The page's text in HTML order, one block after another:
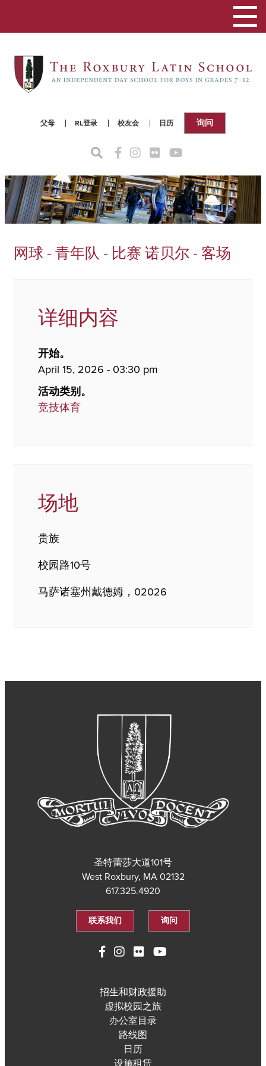
父母 RL登录 校友会 日历 询问
切
换
导
网球 - 青年队 - 比赛 诺贝尔 - 客场
详细内容
开始。
April 15, 2026 - 03:30 pm
活动类别。
竞技体育
场地
贵族
校园路10号
马萨诸塞州戴德姆，02026
圣特蕾莎大道101号
West Roxbury, MA 02132
617.325.4920
联系我们 询问
招生和财政援助
虚拟校园之旅
办公室目录
路线图
日历
设施租赁